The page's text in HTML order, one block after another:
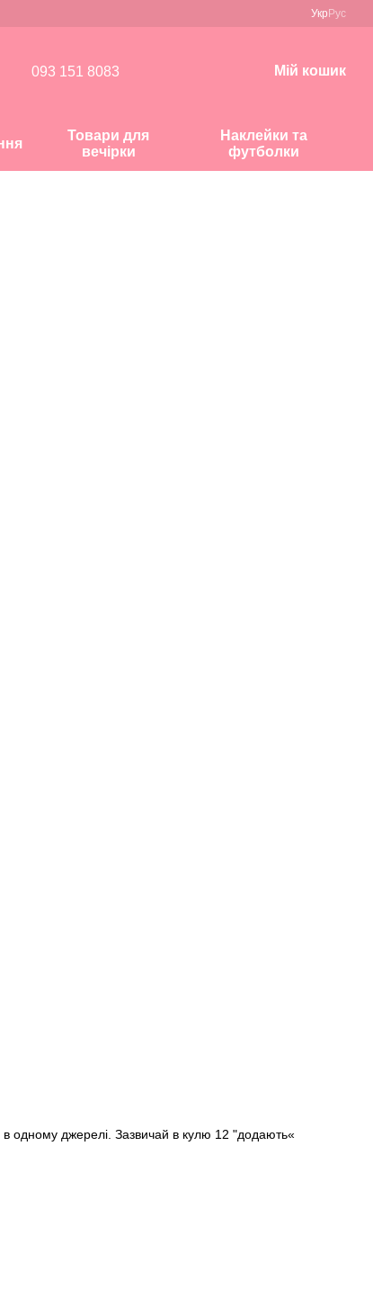
Укр Рус
093 151 8083 Мій кошик
Товари для
вечірки
Наклейки та
футболки
в одному джерелі. Зазвичай в кулю 12 "додають«